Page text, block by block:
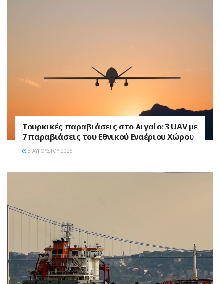
Τουρκικές παραβιάσεις στο Αιγαίο: 3 UAV με
7 παραβιάσεις του Εθνικού Εναέριου Χώρου
8 ΑΥΓΟΎΣΤΟΥ 2026